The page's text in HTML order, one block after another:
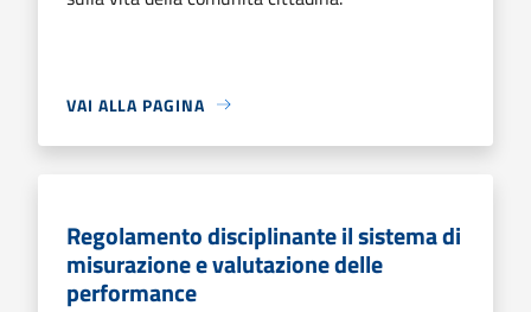
VAI ALLA PAGINA
Regolamento disciplinante il sistema di
misurazione e valutazione delle
performance